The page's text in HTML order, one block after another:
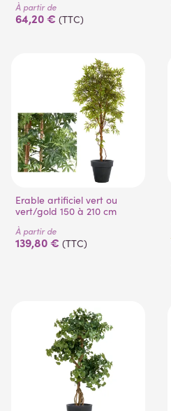
(6 avis)
À partir de
64,20 € (TTC)
Erable artificiel vert ou
vert/gold 150 à 210 cm
À partir de
139,80 € (TTC)